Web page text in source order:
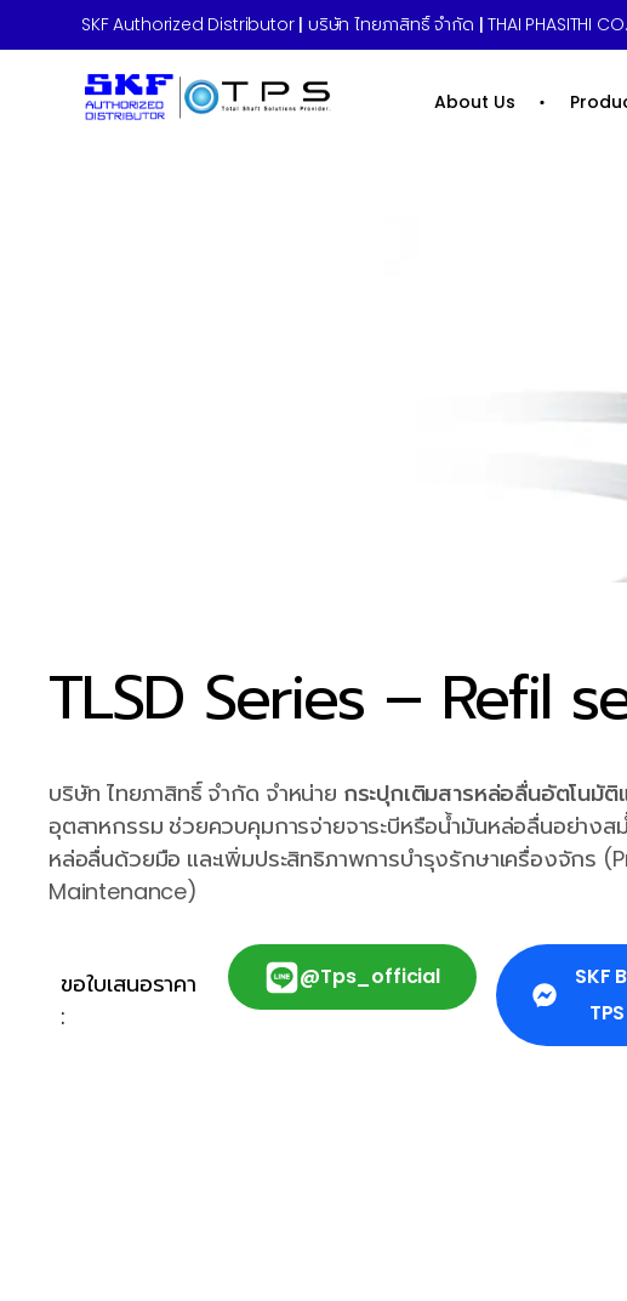
SKF Authorized Distributor | บริษัท ไทยภาสิทธิ์ จำกัด | THAI PHASITHI
About Us
TLSD Series – Refil
บริษัท ไทยภาสิทธิ์ จำกัด จำหน่าย กระปุกเติมสารหล่อลื่นอัตโนมั
อุตสาหกรรม ช่วยควบคุมการจ่ายจาระบีหรือน้ำมันหล่อลื่นอย่าง
หล่อลื่นด้วยมือ และเพิ่มประสิทธิภาพการบำรุงรักษาเครื่องจักร
Maintenance)
ขอใบเสนอราคา
:
@tps_official
SKF
TPS